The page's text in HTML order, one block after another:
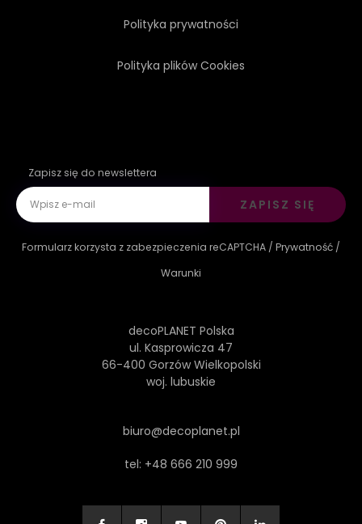
Polityka prywatności
Polityka plików Cookies
Zapisz się do newslettera
ZAPISZ SIĘ
Formularz korzysta z zabezpieczenia reCAPTCHA / Prywatność /
Warunki
decoPLANET Polska
ul. Kasprowicza 47
66-400 Gorzów Wielkopolski
woj. lubuskie
biuro@decoplanet.pl
tel: +48 666 210 999